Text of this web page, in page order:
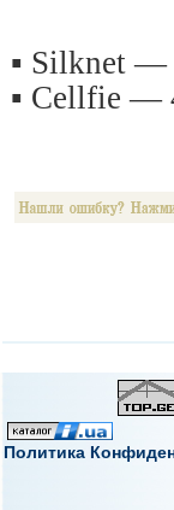
▪️ Silknet —
▪️ Cellfie —
Политика